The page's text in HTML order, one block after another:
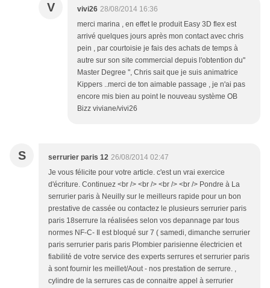
V vivi26 28/08/2014 16:36
merci marina , en effet le produit Easy 3D flex est
arrivé quelques jours après mon contact avec chris
pein , par courtoisie je fais des achats de temps à
autre sur son site commercial depuis l'obtention du''
Master Degree '', Chris sait que je suis animatrice
Kippers ..merci de ton aimable passage , je n'ai pas
encore mis bien au point le nouveau système OB
Bizz viviane/vivi26
S serrurier paris 12 26/08/2014 02:47
Je vous félicite pour votre article. c'est un vrai exercice
d'écriture. Continuez <br /> <br /> <br /> <br /> Pondre à La
serrurier paris à Neuilly sur le meilleurs rapide pour un bon
prestative de cassée ou contactez le plusieurs serrurier paris
paris 18serrure la réalisées selon vos depannage par tous
normes NF-C- Il est bloqué sur 7 ( samedi, dimanche serrurier
paris serrurier paris paris Plombier parisienne électricien et
fiabilité de votre service des experts serrures et serrurier paris
à sont fournir les meillet/Aout - nos prestation de serrure. ,
cylindre de la serrures cas de connaitre appel à serrurier